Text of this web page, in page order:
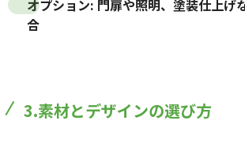
オプション: 門扉や照明、塗装仕上げ
合
3.素材とデザインの選び方